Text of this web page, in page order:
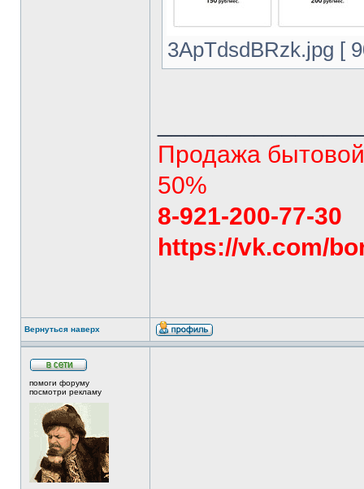
3ApTdsdBRzk.jpg [
Продажа бытовой
50%
8-921-200-77-30
https://vk.com/
Вернуться наверх
помоги форуму
посмотри рекламу